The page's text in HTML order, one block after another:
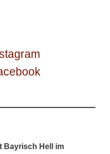
Bayrisch Hell im